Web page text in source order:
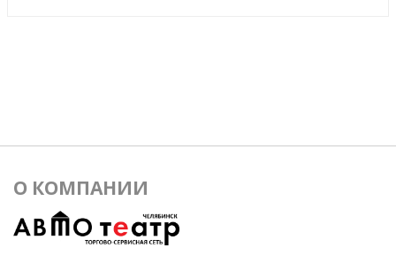
О КОМПАНИИ